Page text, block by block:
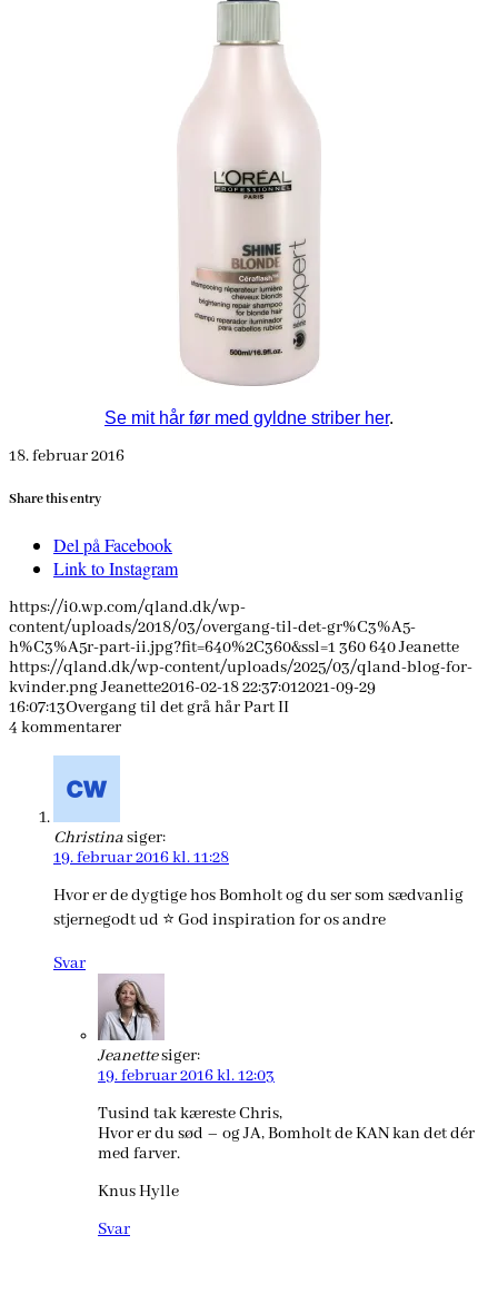
Se mit hår før med gyldne striber her.
18. februar 2016
Share this entry
Del på Facebook
Link to Instagram
https://i0.wp.com/qland.dk/wp-
content/uploads/2018/03/overgang-til-det-gr%C3%A5-
h%C3%A5r-part-ii.jpg?fit=640%2C360&ssl=1 360640Jeanette
https://qland.dk/wp-content/uploads/2025/03/qland-blog-for-
kvinder.pngJeanette2016-02-18 22:37:012021-09-29
16:07:13Overgang til det grå hår Part II
4 kommentarer
Christinasiger:
19. februar 2016 kl. 11:28
Hvor er de dygtige hos Bomholt og du ser som sædvanlig
stjernegodt ud ⭐️ God inspiration for os andre
Svar
Jeanettesiger:
19. februar 2016 kl. 12:03
Tusind tak kæreste Chris,
Hvor er du sød – og JA, Bomholt de KAN kan det dér
med farver.
Knus Hylle
Svar